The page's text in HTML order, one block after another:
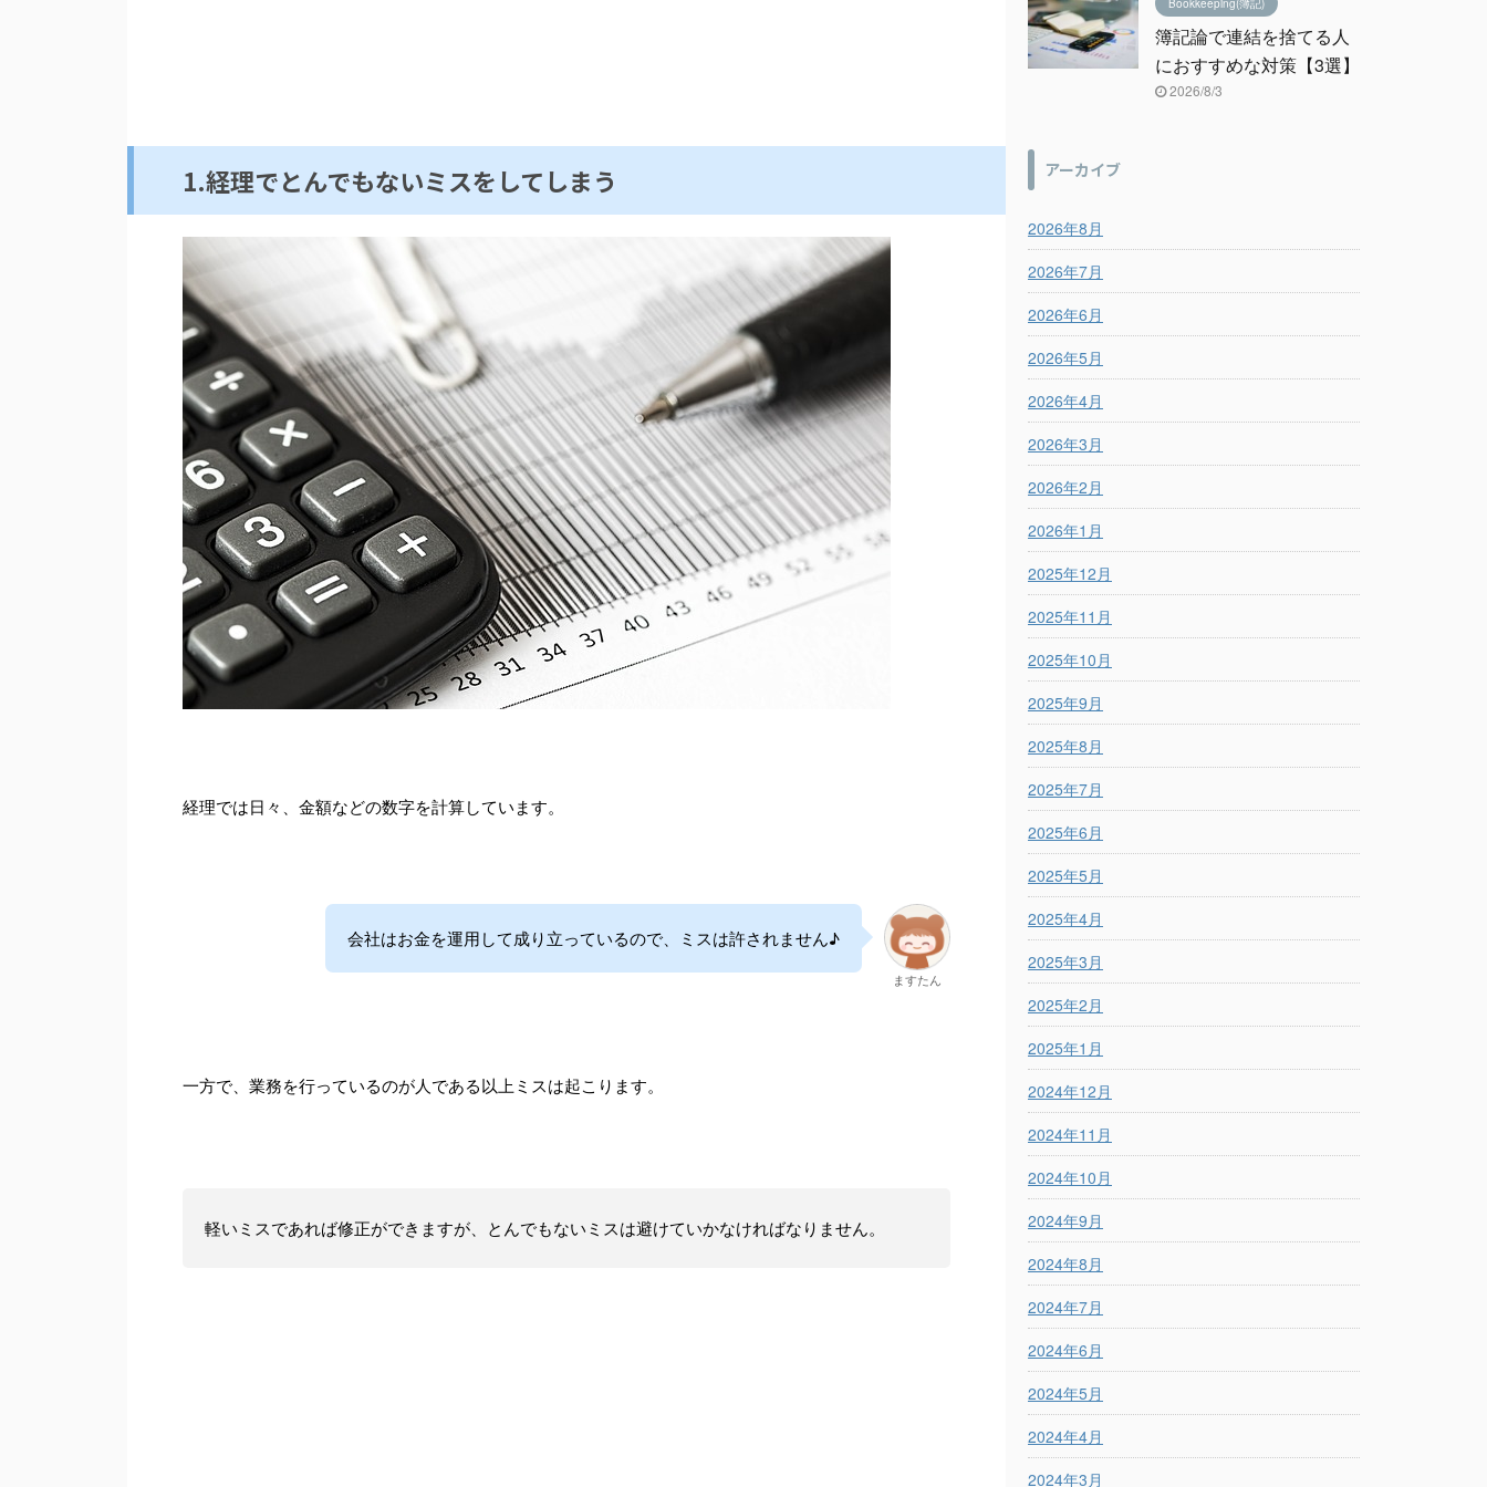
1.経理でとんでもないミスをしてしまう
経理では日々、金額などの数字を計算しています。
会社はお金を運用して成り立っているので、ミスは許されません♪
ますたん
一方で、業務を行っているのが人である以上ミスは起こります。
軽いミスであれば修正ができますが、とんでもないミスは避けていかなければなりません。
Bookkeeping(簿記)
簿記論で連結を捨てる人
におすすめな対策【3選】
2026/8/3
アーカイブ
2026年8月
2026年7月
2026年6月
2026年5月
2026年4月
2026年3月
2026年2月
2026年1月
2025年12月
2025年11月
2025年10月
2025年9月
2025年8月
2025年7月
2025年6月
2025年5月
2025年4月
2025年3月
2025年2月
2025年1月
2024年12月
2024年11月
2024年10月
2024年9月
2024年8月
2024年7月
2024年6月
2024年5月
2024年4月
2024年3月